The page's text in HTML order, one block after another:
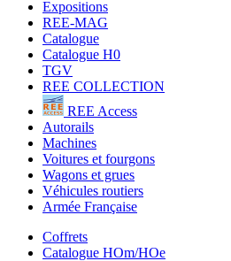
Expositions
REE-MAG
Catalogue
Catalogue H0
TGV
REE COLLECTION
REE Access
Autorails
Machines
Voitures et fourgons
Wagons et grues
Véhicules routiers
Armée Française
Coffrets
Catalogue HOm/HOe